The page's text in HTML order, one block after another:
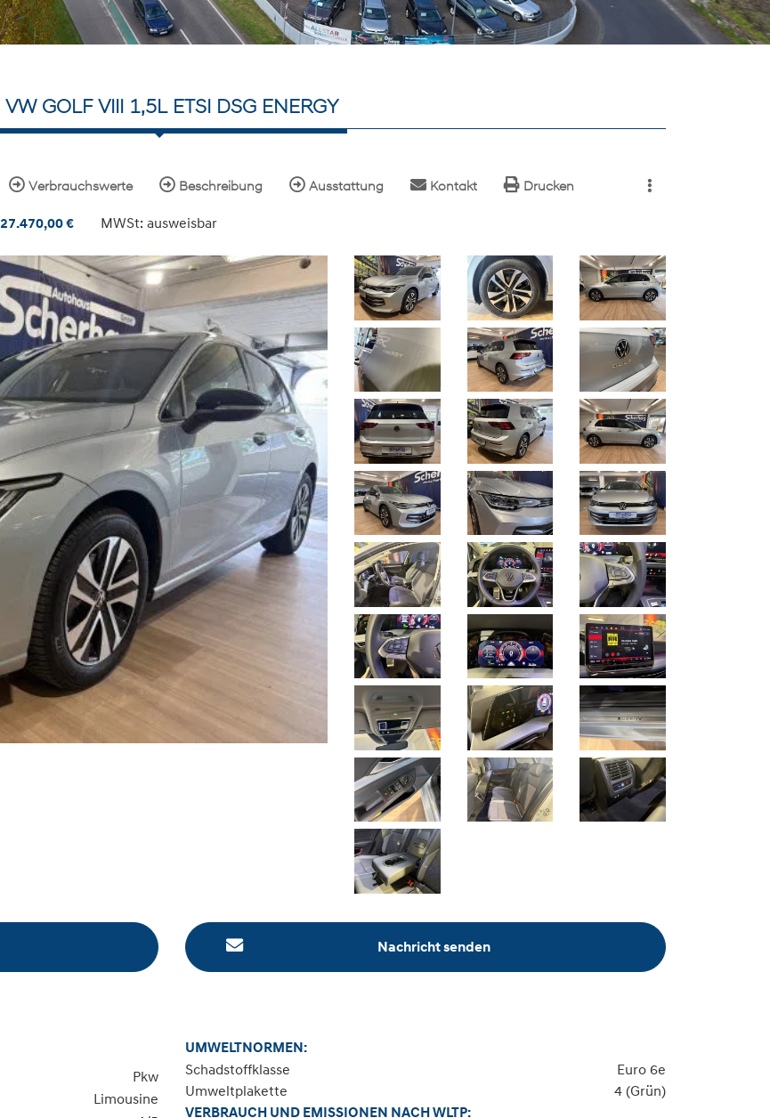
VW GOLF VIII 1,5L ETSI DSG ENERGY
Verbrauchswerte Beschreibung Ausstattung Kontakt Drucken
27.470,00€ MWSt: ausweisbar
Nachricht senden
Pkw
Limousine
UMWELTNORMEN:
Schadstoffklasse
Euro 6e
Umweltplakette
4 (Grün)
VERBRAUCH UND EMISSIONEN NACH WLTP: